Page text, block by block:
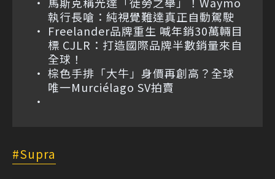
執行長嗆：純視覺難達真正自動駕駛
Freelander品牌重生 喊年銷30萬輛目
標 CJLR：打造國際品牌半數銷量來自
全球！
棕色手排「大牛」身價再創高？全球
唯一Murciélago SV拍賣
Supra